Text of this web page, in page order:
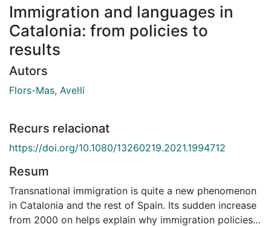
Immigration and languages in
Catalonia: from policies to
results
Autors
Flors-Mas, Avel·lí
Recurs relacionat
https://doi.org/10.1080/13260219.2021.1994712
Resum
Transnational immigration is quite a new phenomenon
in Catalonia and the rest of Spain. Its sudden increase
from 2000 on helps explain why immigration policies